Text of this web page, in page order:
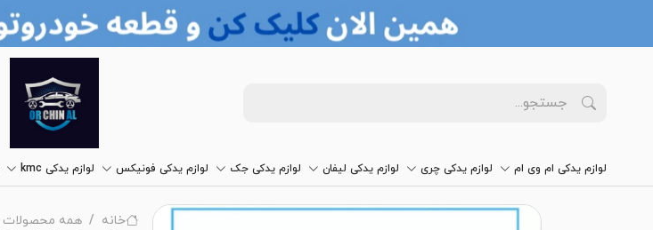
لوازم یدکی ام وی ام لوازم یدکی چری لوازم یدکی لیفان لوازم یدکی جک لوازم یدکی فونیکس لوازم یدکی kmc
خانه همه محصولات